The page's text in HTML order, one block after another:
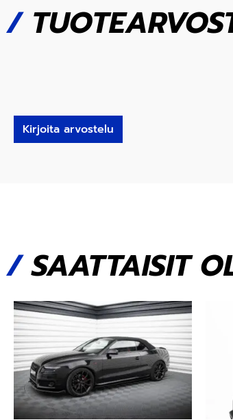
/
Kirjoita arvostelu
/SAATTAISIT